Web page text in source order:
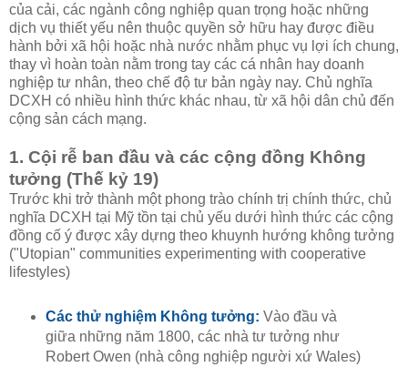
của cải, các ngành công nghiệp quan trọng hoặc những
dịch vụ thiết yếu nên thuộc quyền sở hữu hay được điều
hành bởi xã hội hoặc nhà nước nhằm phục vụ lợi ích chung,
thay vì hoàn toàn nằm trong tay các cá nhân hay doanh
nghiệp tư nhân, theo chế độ tư bản ngày nay. Chủ nghĩa
DCXH có nhiều hình thức khác nhau, từ xã hội dân chủ đến
cộng sản cách mạng.
1. Cội rễ ban đầu và các cộng đồng Không
tưởng (Thế kỷ 19)
Trước khi trở thành một phong trào chính trị chính thức, chủ
nghĩa DCXH tại Mỹ tồn tại chủ yếu dưới hình thức các cộng
đồng cố ý được xây dựng theo khuynh hướng không tưởng
("Utopian" communities experimenting with cooperative
lifestyles)
Các thử nghiệm Không tưởng: Vào đầu và
giữa những năm 1800, các nhà tư tưởng như
Robert Owen (nhà công nghiệp người xứ Wales)